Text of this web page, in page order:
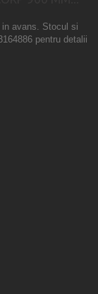
avans. Stocul si
pentru detalii